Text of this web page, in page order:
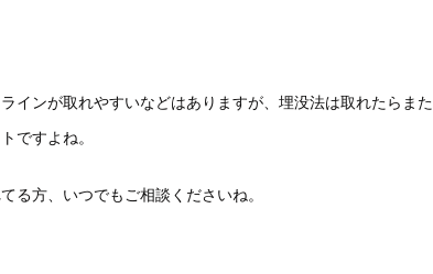
インが取れやすいなどはありますが、埋没法は取れたらまた
ですよね。
る方、いつでもご相談くださいね。